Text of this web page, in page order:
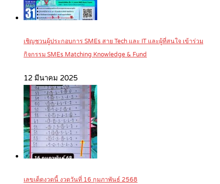
เชิญชวนผู้ประกอบการ SMEs สาย Tech และ IT และผู้ที่สนใจ เข้าร่วม
กิจกรรม SMEs Matching Knowledge & Fund
12 มีนาคม 2025
เลขเด็ดงวดนี้ งวดวันที่ 16 กุมภาพันธ์ 2568